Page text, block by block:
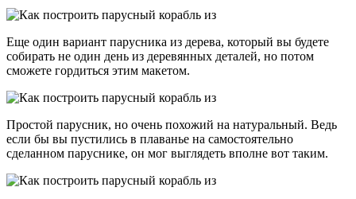
Еще один вариант парусника из дерева, который вы будете
собирать не один день из деревянных деталей, но потом
сможете гордиться этим макетом.
Простой парусник, но очень похожий на натуральный. Ведь
если бы вы пустились в плаванье на самостоятельно
сделанном паруснике, он мог выглядеть вполне вот таким.